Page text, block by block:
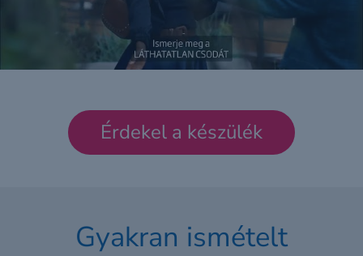
Érdekel a készülék
Gyakran ismételt